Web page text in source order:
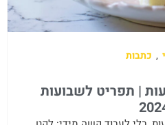
, כתבות
| תפריט לשבועות